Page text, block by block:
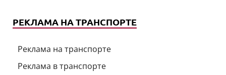
РЕКЛАМА НА ТРАНСПОРТЕ
Реклама на транспорте
Реклама в транспорте